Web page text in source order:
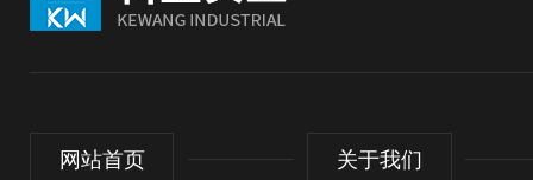
网站首页 关于我们